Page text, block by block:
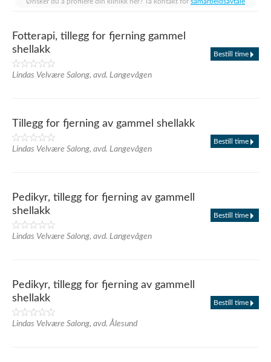
Fotterapi, tillegg for fjerning gammel
shellakk
Lindas Velvære Salong, avd. Langevågen
Bestill time
Tillegg for fjerning av gammel shellakk
Lindas Velvære Salong, avd. Langevågen
Bestill time
Pedikyr, tillegg for fjerning av gammell
shellakk
Lindas Velvære Salong, avd. Langevågen
Bestill time
Pedikyr, tillegg for fjerning av gammell
shellakk
Lindas Velvære Salong, avd. Ålesund
Bestill time